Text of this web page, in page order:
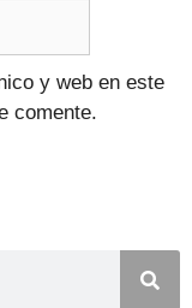
y web en este
comente.